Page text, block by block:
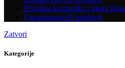
Prirodna kozmetika i njega tijela
Uncategorized0 products
Zatvori
Kategorije